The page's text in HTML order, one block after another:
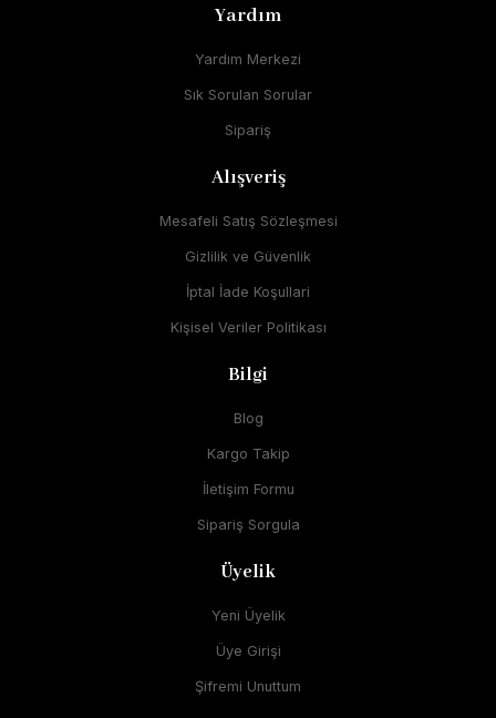
Yardım
Yardım Merkezi
Sık Sorulan Sorular
Sipariş
Alışveriş
Mesafeli Satış Sözleşmesi
Gizlilik ve Güvenlik
İptal İade Koşullari
Kişisel Veriler Politikası
Bilgi
Blog
Kargo Takip
İletişim Formu
Sipariş Sorgula
Üyelik
Yeni Üyelik
Üye Girişi
Şifremi Unuttum